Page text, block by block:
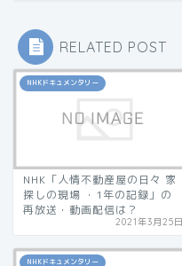
RELATED POST
NHKドキュメンタリー
NHK「人情不動産屋の日々 家
探しの現場 ・1年の記録」の
再放送・動画配信は？
2021年3月25日
NHKドキュメンタリー